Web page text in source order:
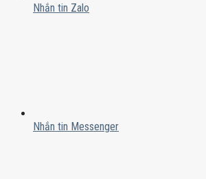
Nhắn tin Zalo
Nhắn tin Messenger